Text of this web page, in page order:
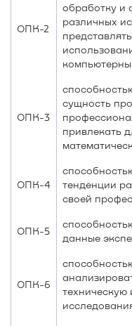
ОПК-2
обработку и
различных
ОПК-3
сущность
привлекать
ОПК-4
тенденции
своей
ОПК-5
данные
ОПК-6